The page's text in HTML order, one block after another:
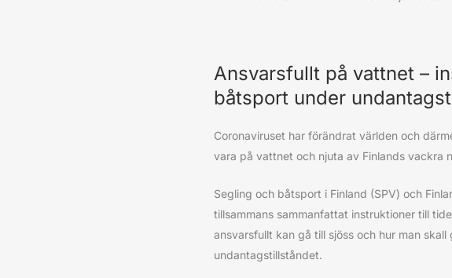
Ansvarsfullt på vattnet –
båtsport under
Coronaviruset har förändrat världen och
vara på vattnet och njuta av Finlands vackra
Segling och båtsport i Finland (SPV) och
tillsammans sammanfattat instruktioner till
ansvarsfullt kan gå till sjöss och hur man
undantagstillståndet.